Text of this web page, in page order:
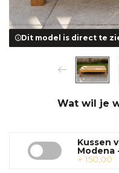
Dit model is direct te
Wat wil je
Kussen
Modena
+ 150,00